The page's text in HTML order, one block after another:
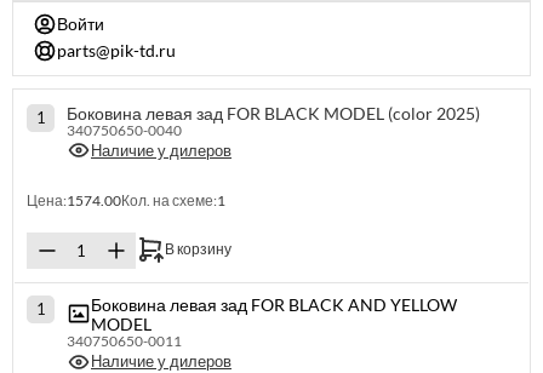
Войти
parts@pik-td.ru
1 Боковина левая зад FOR BLACK MODEL (color 2025)
340750650-0040
Наличие у дилеров
Цена:1574.00Кол. на схеме:1
В корзину
1
Боковина левая зад FOR BLACK AND YELLOW
MODEL
340750650-0011
Наличие у дилеров